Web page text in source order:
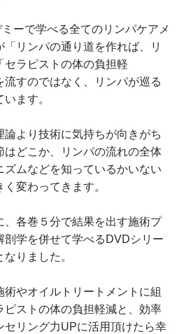
ーで学べる全てのリンパケアメ
リンパの通り道を作れば、リ
セラピストの体の負担軽
すのではなく、リンパが巡る
ます。
より技術に気持ちが向きがち
はどこか、リンパの流れの全体
ムなどを知っているかいない
変わってきます。
、各巻５分で結果を出す施術プ
剖学を併せて学べるDVDシリー
りました。
やオイルトリートメントに組
ストの体の負担軽減と、効率
セリング力UPに活用頂けたら幸